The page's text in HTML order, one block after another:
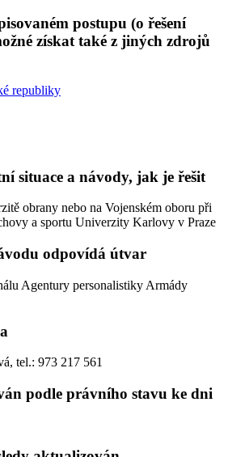
postupu (o řešení
získat také z jiných zdrojů
republiky
situace a návody, jak je řešit
obrany nebo na Vojenském oboru při
a sportu Univerzity Karlovy v Praze
odpovídá útvar
Agentury personalistiky Armády
tel.: 973 217 561
podle právního stavu ke dni